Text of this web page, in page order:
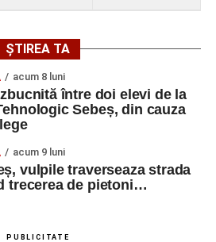
ȘTIREA TA
acum 8 luni
între doi elevi de la
Sebeș, din cauza
acum 9 luni
vulpile traverseaza strada
trecerea de pietoni…
PUBLICITATE